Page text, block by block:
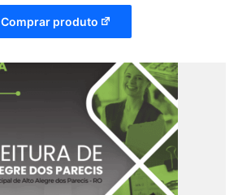
Comprar produto